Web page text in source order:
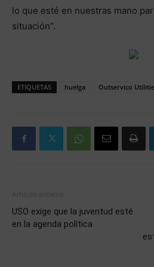
lo que esté en nuestras mano
situación”.
ETIQUETAS huelga Outservico
USO exige que la juventud esté
en la agenda política